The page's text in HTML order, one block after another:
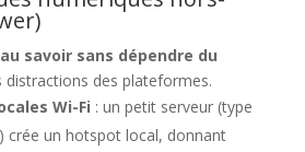
savoir sans dépendre du
distractions des plateformes.
Wi-Fi : un petit serveur (type
crée un hotspot local, donnant